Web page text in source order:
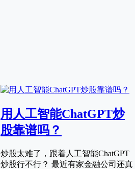
用人工智能ChatGPT炒
股靠谱吗？
炒股太难了，跟着人工智能ChatGPT
炒股行不行？ 最近有家金融公司还真